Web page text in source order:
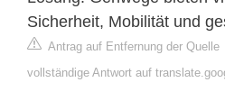
Sicherheit, Mobilität und
Antrag auf Entfernung der Quelle
vollständige Antwort auf